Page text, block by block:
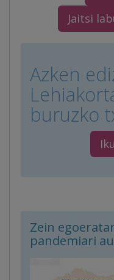
Jaitsi
Azken
buruzko
Zein
pandemiari